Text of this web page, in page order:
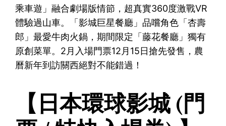
乘車遊」融合劇場版情節，超真實360度激戰VR
體驗過山車。「影城巨星餐廳」品嚐角色「杏壽
郎」最愛牛肉火鍋，期間限定「藤花餐廳」獨有
原創菜單。2月入場門票12月15日搶先發售，農
曆新年到訪關西絕對不能錯過！
【日本環球影城 (門